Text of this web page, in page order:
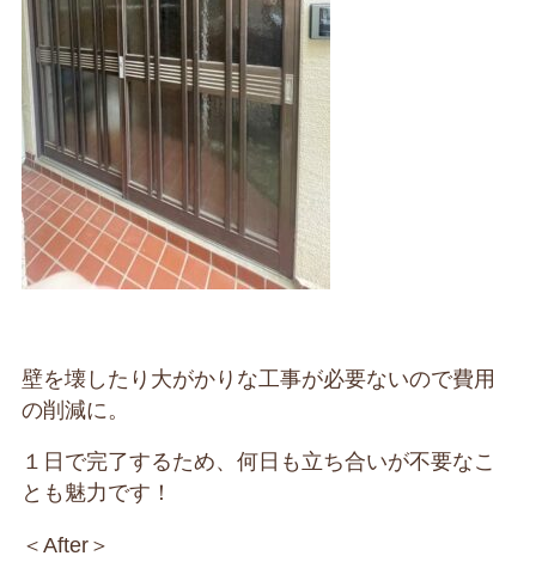
壁を壊したり大がかりな工事が必要ないので費用
の削減に。
１日で完了するため、何日も立ち合いが不要なこ
とも魅力です！
＜After＞